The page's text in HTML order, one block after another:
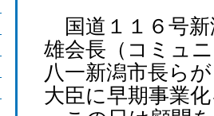
国道１１６号新
雄会長（コミュ
八一新潟市長ら
大臣に早期事業